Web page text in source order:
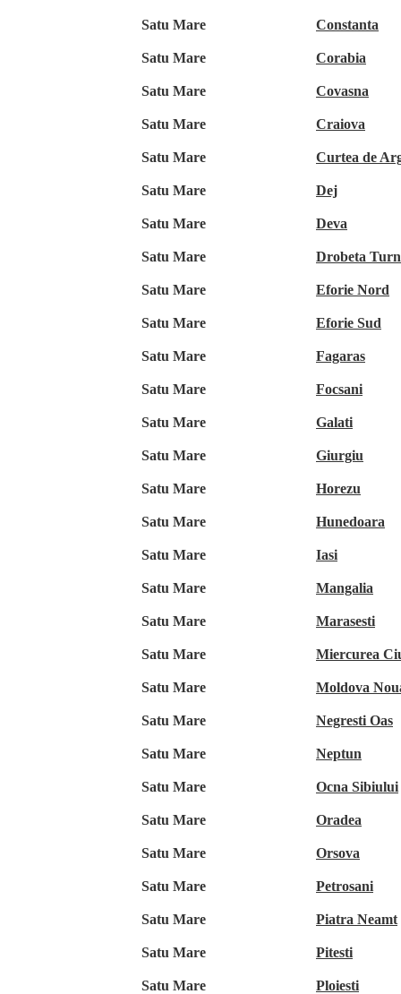
Satu Mare Constanta
Satu Mare Corabia
Satu Mare Covasna
Satu Mare Craiova
Satu Mare Curtea de
Satu Mare Dej
Satu Mare Deva
Satu Mare Drobeta
Satu Mare Eforie Nord
Satu Mare Eforie Sud
Satu Mare Fagaras
Satu Mare Focsani
Satu Mare Galati
Satu Mare Giurgiu
Satu Mare Horezu
Satu Mare Hunedoara
Satu Mare Iasi
Satu Mare Mangalia
Satu Mare Marasesti
Satu Mare Miercurea
Satu Mare Moldova
Satu Mare Negresti Oas
Satu Mare Neptun
Satu Mare Ocna Sibiului
Satu Mare Oradea
Satu Mare Orsova
Satu Mare Petrosani
Satu Mare Piatra Neamt
Satu Mare Pitesti
Satu Mare Ploiesti